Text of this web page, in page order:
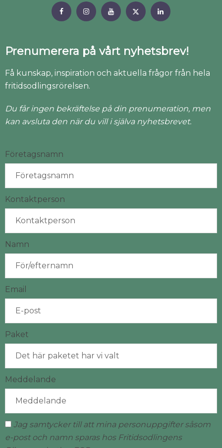
Prenumerera på vårt nyhetsbrev!
Få kunskap, inspiration och aktuella frågor från hela
fritidsodlingsrörelsen.
Du får ingen bekräftelse på din prenumeration, men
kan avsluta den när du vill i själva nyhetsbrevet.
Företagsnamn
Kontaktperson
Namn
Email
Paket
Meddelande
Jag samtycker till att mina personuppgifter såsom
e-post och namn sparas hos Fritidsodlingens